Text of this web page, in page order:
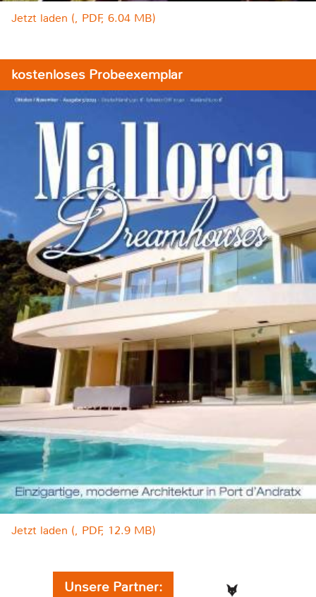
Jetzt laden (, PDF, 6.04 MB)
kostenloses Probeexemplar
Jetzt laden (, PDF, 12.9 MB)
Unsere Partner: